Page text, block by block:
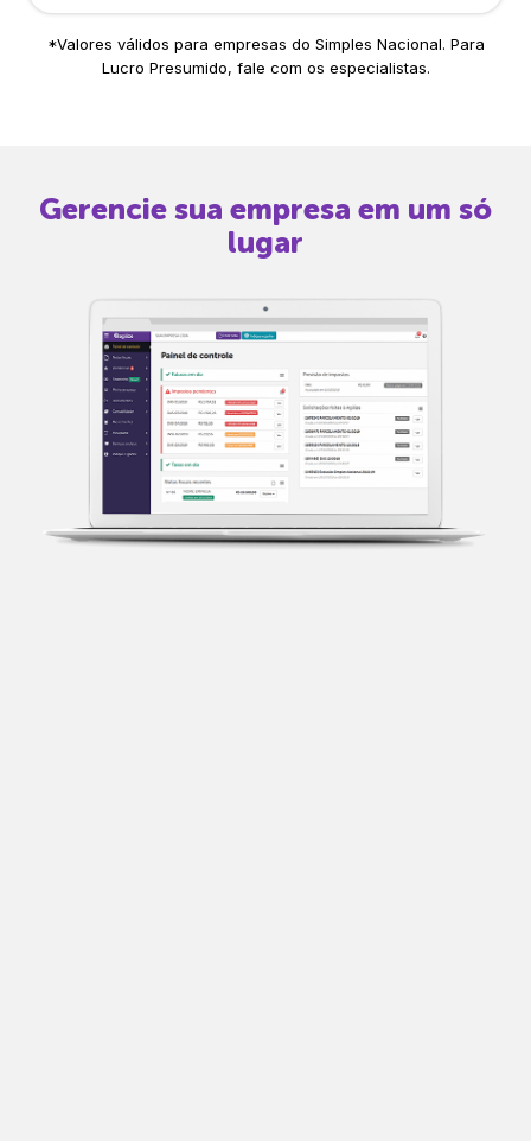
*Valores válidos para empresas do Simples Nacional. Para
Lucro Presumido, fale com os especialistas.
Gerencie sua empresa em um só
lugar